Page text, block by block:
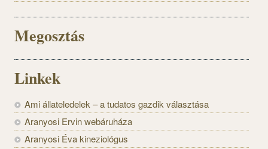
Megosztás
Linkek
Ami állateledelek – a tudatos gazdik választása
Aranyosi Ervin webáruháza
Aranyosi Éva kineziológus